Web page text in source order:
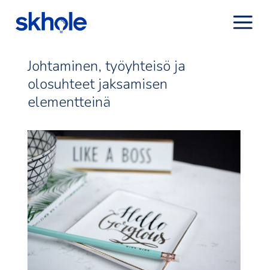
Johtaminen, työyhteisö ja
olosuhteet jaksamisen
elementteinä